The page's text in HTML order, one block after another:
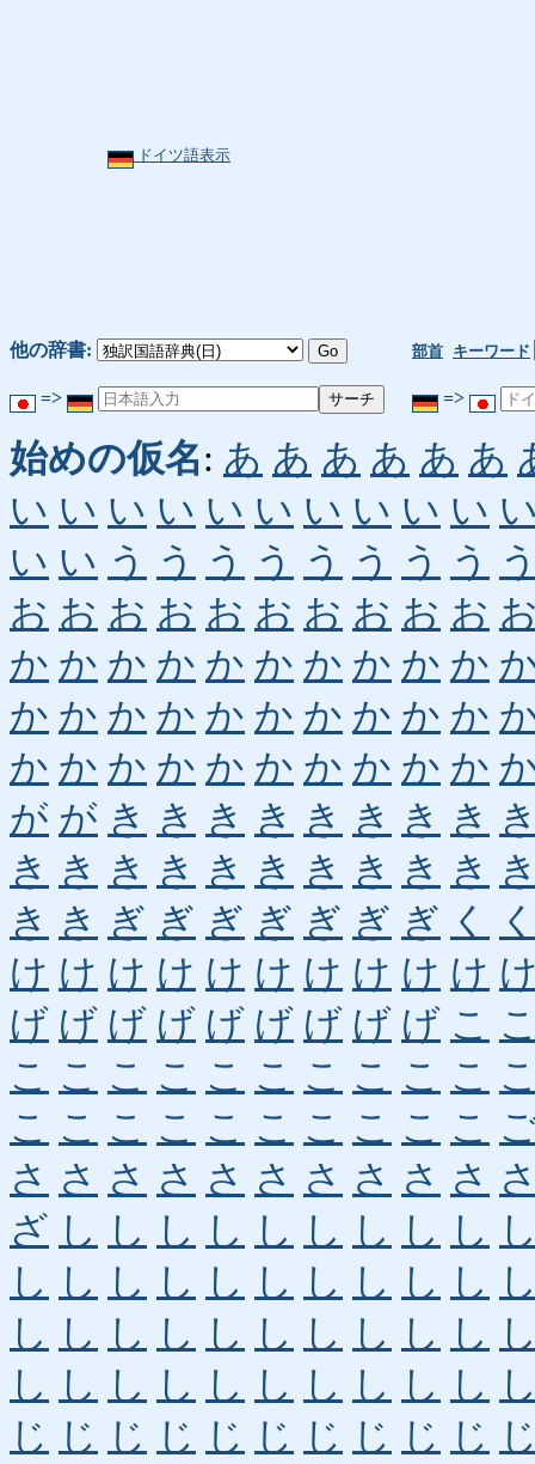
ドイツ語表示
他の辞書: 部首 キーワード
=> =>
始めの仮名: あ あ あ あ あ あ
い い い い い い い い い い
い い う う う う う う う う
お お お お お お お お お お
か か か か か か か か か か
か か か か か か か か か か
か か か か か か か か か か
が が き き き き き き き き
き き き き き き き き き き
き き ぎ ぎ ぎ ぎ ぎ ぎ ぎ く
け け け け け け け け け け
げ げ げ げ げ げ げ げ げ こ
こ こ こ こ こ こ こ こ こ こ
こ こ こ こ こ こ こ こ こ こ
さ さ さ さ さ さ さ さ さ さ
ざ し し し し し し し し し
し し し し し し し し し し
し し し し し し し し し し
し し し し し し し し し し
じ じ じ じ じ じ じ じ じ じ